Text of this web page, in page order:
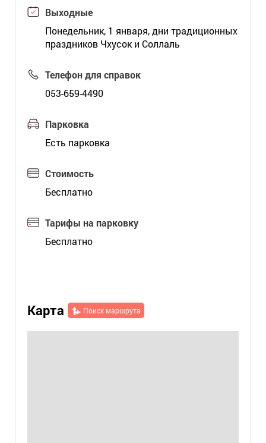
Выходные
Понедельник, 1 января, дни традиционных
праздников Чхусок и Соллаль
Телефон для справок
053-659-4490
Парковка
Есть парковка
Стоимость
Бесплатно
Тарифы на парковку
Бесплатно
Карта Поиск маршрута